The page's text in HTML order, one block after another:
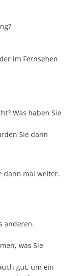
im Fernsehen
Was haben Sie
Sie dann
dann mal weiter.
anderen.
was Sie
gut, um ein